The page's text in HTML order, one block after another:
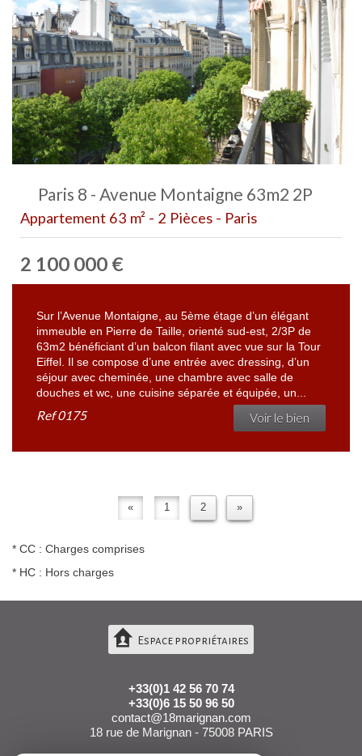
Paris 8 - Avenue Montaigne 63m2 2P
Appartement 63 m² - 2 Pièces - Paris
2 100 000 €
Sur l’Avenue Montaigne, au 5ème étage d’un élégant
immeuble en Pierre de Taille, orienté sud-est, 2/3P de
63m2 bénéficiant d’un balcon filant avec vue sur la Tour
Eiffel. Il se compose d’une entrée avec dressing, d’un
séjour avec cheminée, une chambre avec salle de
douches et wc, une cuisine séparée et équipée, un...
Ref0175 Voir le bien
« 1 2 »
* CC : Charges comprises
* HC : Hors charges
Espace propriétaires
+33(0)1 42 56 70 74
+33(0)6 15 50 96 50
contact@18marignan.com
18 rue de Marignan - 75008 PARIS